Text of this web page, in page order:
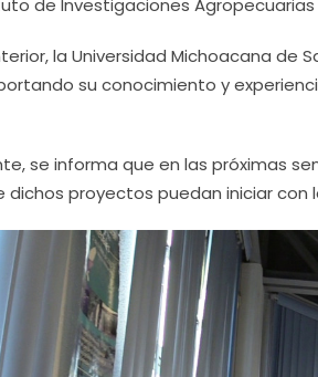
de Investigaciones Agropecuarias
la Universidad Michoacana de
su conocimiento y
se informa que en las próximas
dichos proyectos puedan iniciar con